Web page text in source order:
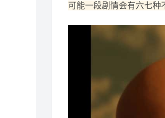
可能一段剧情会有六七种